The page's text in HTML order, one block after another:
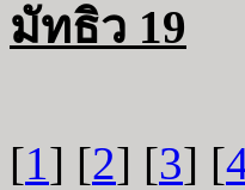
มัทธิว 19
[1] [2] [3] [